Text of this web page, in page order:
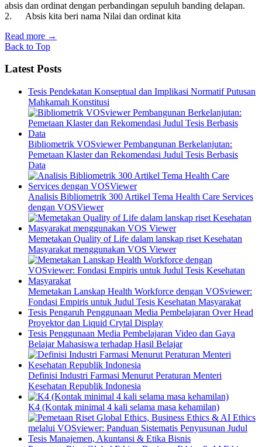
absis dan ordinat dengan perbandingan sepuluh banding delapan.
2. Absis kita beri nama Nilai dan ordinat kita
Read more →
Back to Top
Latest Posts
Tesis Pendekatan Konseptual dan Implikasi Normatif Putusan
Mahkamah Konstitusi
Bibliometrik VOSviewer Pembangunan Berkelanjutan:
Pemetaan Klaster dan Rekomendasi Judul Tesis Berbasis
Data
Analisis Bibliometrik 300 Artikel Tema Health Care Services
dengan VOSViewer
Memetakan Quality of Life dalam lanskap riset Kesehatan
Masyarakat menggunakan VOS Viewer
Memetakan Lanskap Health Workforce dengan VOSviewer:
Fondasi Empiris untuk Judul Tesis Kesehatan Masyarakat
Tesis Pengaruh Penggunaan Media Pembelajaran Over Head
Proyektor dan Liquid Crytal Display
Tesis Penggunaan Media Pembelajaran Video dan Gaya
Belajar Mahasiswa terhadap Hasil Belajar
Definisi Industri Farmasi Menurut Peraturan Menteri
Kesehatan Republik Indonesia
K4 (Kontak minimal 4 kali selama masa kehamilan)